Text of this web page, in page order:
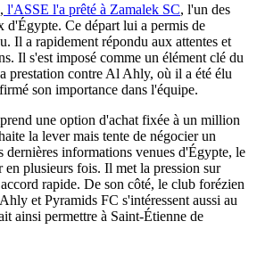
l'ASSE l'a prêté à Zamalek SC, l'un des
d'Égypte. Ce départ lui a permis de
Il a rapidement répondu aux attentes et
Il s'est imposé comme un élément clé du
prestation contre Al Ahly, où il a été élu
son importance dans l'équipe.
une option d'achat fixée à un million
la lever mais tente de négocier un
dernières informations venues d'Égypte, le
plusieurs fois. Il met la pression sur
rapide. De son côté, le club forézien
et Pyramids FC s'intéressent aussi au
ainsi permettre à Saint-Étienne de